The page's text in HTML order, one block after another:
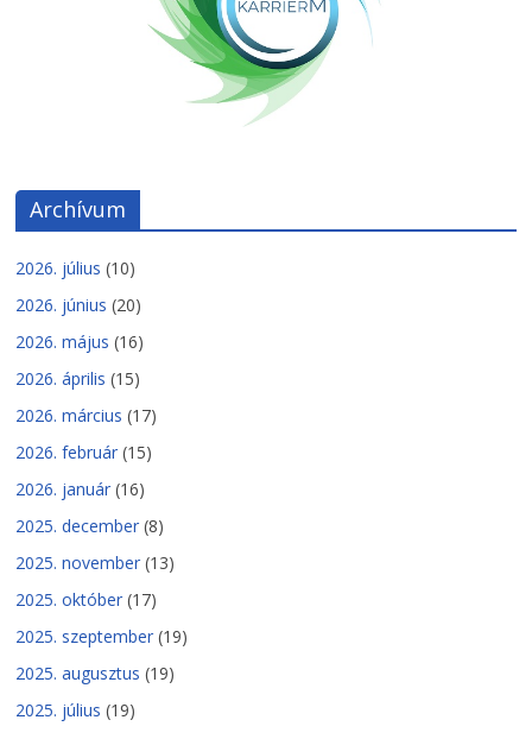
Archívum
2026. július (10)
2026. június (20)
2026. május (16)
2026. április (15)
2026. március (17)
2026. február (15)
2026. január (16)
2025. december (8)
2025. november (13)
2025. október (17)
2025. szeptember (19)
2025. augusztus (19)
2025. július (19)